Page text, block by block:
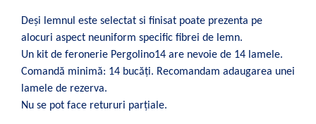
Deși lemnul este selectat si finisat poate prezenta pe
alocuri aspect neuniform specific fibrei de lemn.
Un kit de feronerie Pergolino14 are nevoie de 14 lamele.
Comandă minimă: 14 bucăți. Recomandam adaugarea unei
lamele de rezerva.
Nu se pot face retururi parțiale.